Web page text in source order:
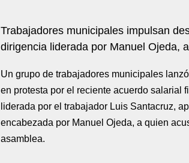
Trabajadores municipales impulsan
dirigencia liderada por Manuel Ojeda,
Un grupo de trabajadores municipales
en protesta por el reciente acuerdo salarial
liderada por el trabajador Luis Santacruz,
encabezada por Manuel Ojeda, a quien
asamblea.